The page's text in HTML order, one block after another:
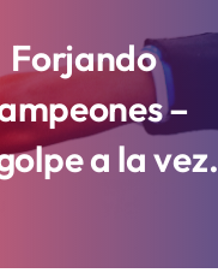
Forjando
–
a la vez.